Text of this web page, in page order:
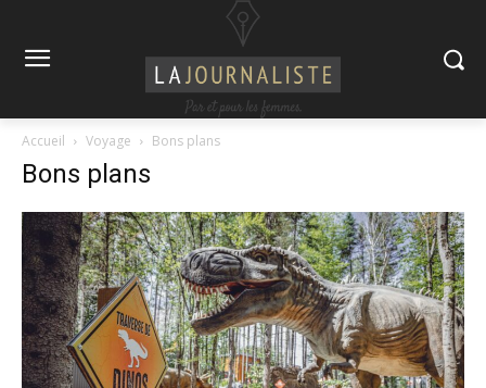
Accueil Voyage Bons plans
Bons plans